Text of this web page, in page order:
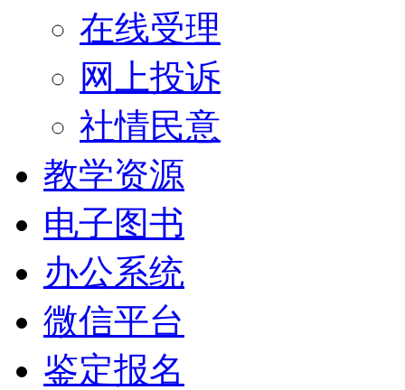
在线受理
网上投诉
社情民意
教学资源
电子图书
办公系统
微信平台
鉴定报名